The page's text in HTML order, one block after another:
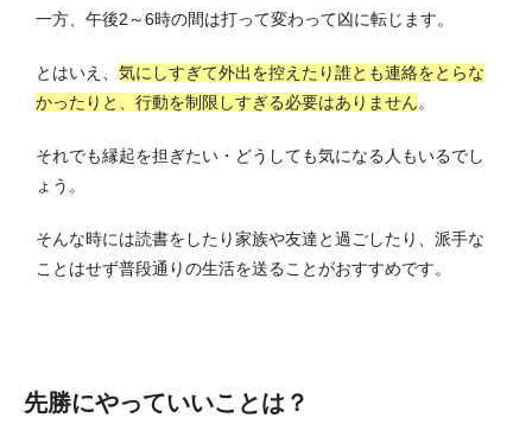
一方、午後2～6時の間は打って変わって凶に転じます。
とはいえ、 気にしすぎて外出を控えたり誰とも連絡をとらな
かったりと、行動を制限しすぎる必要はありません。
それでも縁起を担ぎたい・どうしても気になる人もいるでし
ょう。
そんな時には読書をしたり家族や友達と過ごしたり、派手な
ことはせず普段通りの生活を送ることがおすすめです。
先勝にやっていいことは？